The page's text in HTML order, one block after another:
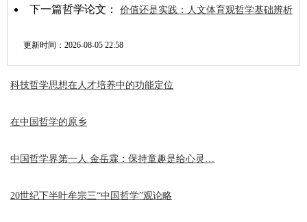
下一篇哲学论文： 价值还是实践：人文体育观哲学基础辨析
更新时间： 2026-08-05 22:58
科技哲学思想在人才培养中的功能定位
在中国哲学的原乡
中国哲学界第一人 金岳霖：保持童趣是给心灵…
20世纪下半叶牟宗三“中国哲学”观论略